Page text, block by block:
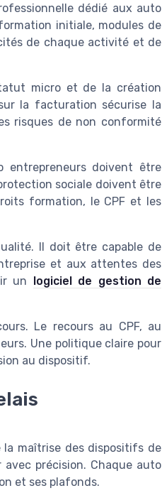
dédié aux auto
initiale, modules de
de chaque activité et de
micro et de la création
la facturation sécurise la
risques de non conformité
entrepreneurs doivent être
sociale doivent être
formation, le CPF et les
Il doit être capable de
et aux attentes des
un
logiciel de gestion de
Le recours au CPF, au
Une politique claire pour
au dispositif.
la maîtrise des dispositifs de
précision. Chaque auto
et ses plafonds.